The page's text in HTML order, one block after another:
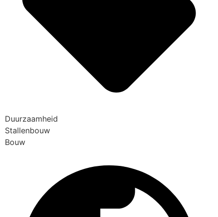
Duurzaamheid
Stallenbouw
Bouw